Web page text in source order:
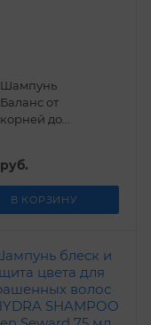
Шампунь
Баланс от
корней до
250 мл
руб.
В КОРЗИНУ